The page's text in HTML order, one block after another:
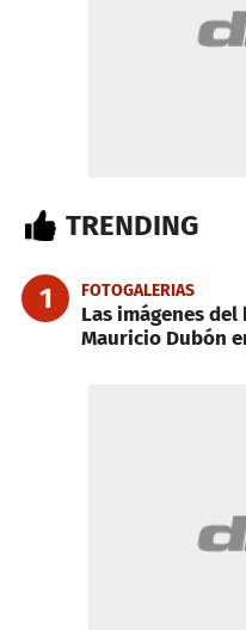
TRENDING
1 FOTOGALERIAS
Las imágenes
Mauricio Dubón